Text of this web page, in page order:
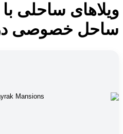
ویلاهای ساحلی
ساحل خصوصی در